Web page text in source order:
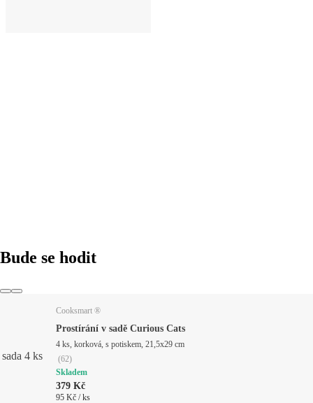
Bude se hodit
sada 4 ks
Cooksmart ®
Prostírání v sadě Curious Cats
4 ks, korková, s potiskem, 21,5x29 cm
(62)
Skladem
379 Kč
95 Kč / ks